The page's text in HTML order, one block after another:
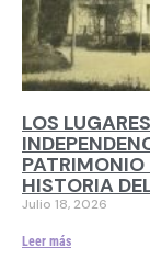
LOS
HISTORIA
Julio 18, 2026
Leer más